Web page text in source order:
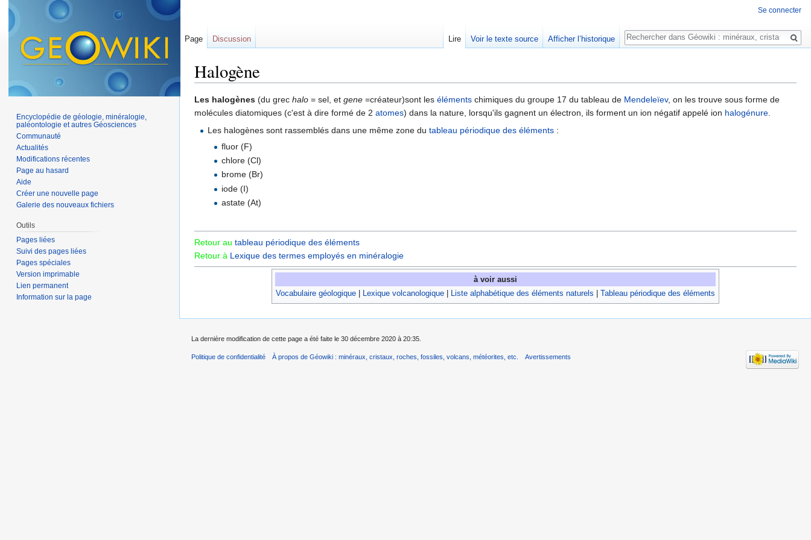
Halogène
Les halogènes (du grec halo = sel, et gene =créateur)sont les éléments chimiques du groupe 17 du tableau de Mendeleïev, on les trouve sous forme de
molécules diatomiques (c'est à dire formé de 2 atomes) dans la nature, lorsqu'ils gagnent un électron, ils forment un ion négatif appelé ion halogénure.
Les halogènes sont rassemblés dans une même zone dutableau périodique des éléments :
fluor (F)
chlore (Cl)
brome (Br)
iode (I)
astate (At)
Retour au tableau périodique des éléments
Retour à Lexique des termes employés en minéralogie
à voir aussi
Vocabulaire géologique
Lexique volcanologique Liste alphabétique des éléments naturels Tableau périodique des éléments
Se connecter
Page Discussion Lire Voir le texte source Afficher l’historique
Rechercher
Encyclopédie de géologie, minéralogie,
paléontologie et autres Géosciences
Communauté
Actualités
Modifications récentes
Page au hasard
Aide
Créer une nouvelle page
Galerie des nouveaux fichiers
Outils
Pages liées
Suivi des pages liées
Pages spéciales
Version imprimable
Lien permanent
Information sur la page
La dernière modification de cette page a été faite le 30 décembre 2020 à 20:35.
Politique de confidentialité À propos de Géowiki : minéraux, cristaux, roches, fossiles, volcans, météorites, etc. Avertissements